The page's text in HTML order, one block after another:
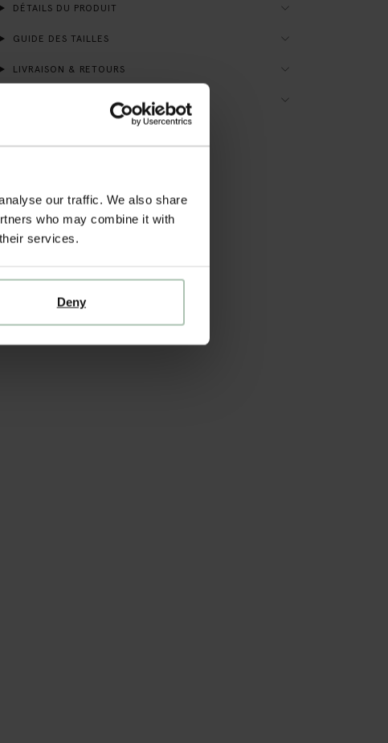
our traffic. We also share
who may combine it with
services.
Deny
DÉTAILS DU PRODUIT
GUIDE DES TAILLES
LIVRAISON & RETOURS
INSTRUCTIONS DE LAVAGE